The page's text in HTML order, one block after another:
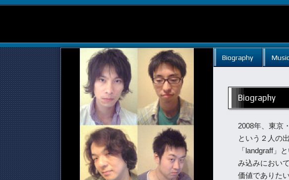
Biography
Biography
2008年、東京
という２人の
「landgraff」
み込みにおい
価値でありた